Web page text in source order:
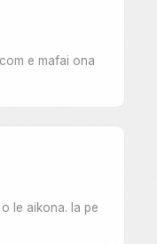
e mafai ona
le aikona. Ia pe